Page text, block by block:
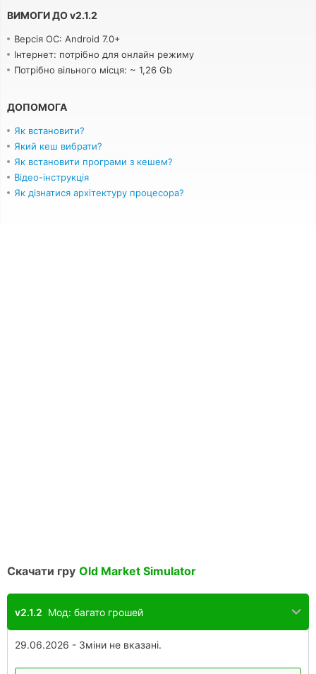
ВИМОГИ ДОv2.1.2
Версія ОС: Android 7.0+
Інтернет: потрібно для онлайн режиму
Потрібно вільного місця: ~ 1,26 Gb
ДОПОМОГА
Як встановити?
Який кеш вибрати?
Як встановити програми з кешем?
Відео-інструкція
Як дізнатися архітектуру процесора?
Скачати гру Old Market Simulator
v2.1.2 Мод: багато грошей
29.06.2026 - Зміни не вказані.